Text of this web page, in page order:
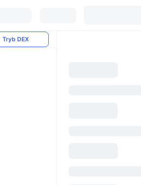
Tryb DEX